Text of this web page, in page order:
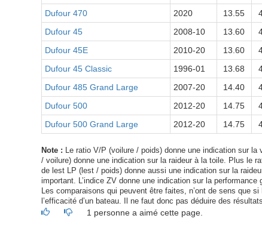
Dufour 470
2020 13.55
Dufour 45
2008-10 13.60
Dufour 45E
2010-20 13.60
Dufour 45 Classic
1996-01 13.68
Dufour 485 Grand Large
2007-20 14.40
Dufour 500
2012-20 14.75
Dufour 500 Grand Large
2012-20 14.75
Note : Le ratio V/P (voilure / poids) donne une indication sur
/ voilure) donne une indication sur la raideur à la toile. Plus le
de lest LP (lest / poids) donne aussi une indication sur la
important. L’indice ZV donne une indication sur la
Les comparaisons qui peuvent être faites, n’ont de sens que
l’efficacité d’un bateau. Il ne faut donc pas déduire des
1 personne a aimé cette page.